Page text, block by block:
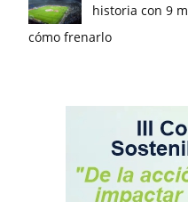
historia con 9
cómo frenarlo